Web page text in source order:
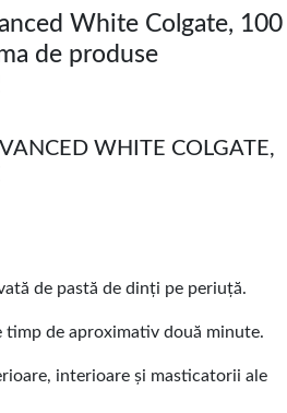
White Colgate, 100
de produse
WHITE COLGATE,
de pastă de dinți pe periuță.
timp de aproximativ două minute.
interioare și masticatorii ale